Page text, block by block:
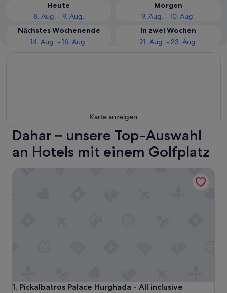
Heute
8. Aug. - 9. Aug.
Morgen
9. Aug. - 10. Aug.
Nächstes Wochenende
14. Aug. - 16. Aug.
In zwei Wochen
21. Aug. - 23. Aug.
Karte anzeigen
Dahar – unsere Top-Auswahl
an Hotels mit einem Golfplatz
1. Pickalbatros Palace Hurghada - All inclusive
Pickalbatros Palace Hurghada - All inclusive